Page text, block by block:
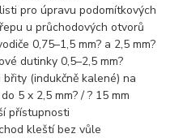
pro úpravu podomítkových
u průchodových otvorů
0,75–1,5 mm? a 2,5 mm?
dutinky 0,5–2,5 mm?
(indukčně kalené) na
5 x 2,5 mm? / ? 15 mm
přístupnosti
kleští bez vůle